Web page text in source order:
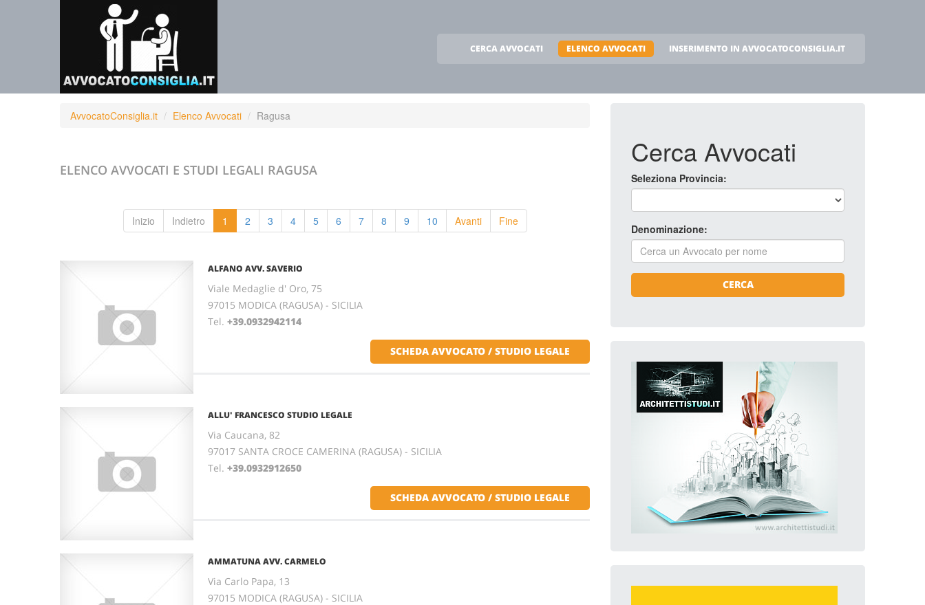
CERCA AVVOCATI ELENCO AVVOCATI INSERIMENTO IN AVVOCATOCONSIGLIA.IT
AvvocatoConsiglia.it Elenco Avvocati Ragusa
ELENCO AVVOCATI E STUDI LEGALI RAGUSA
Inizio Indietro 1 2 3 4 5 6 7 8 9 10 Avanti Fine
ALFANO AVV. SAVERIO
Viale Medaglie d' Oro, 75
97015 MODICA (RAGUSA) - SICILIA
Tel. +39.0932942114
SCHEDA AVVOCATO / STUDIO LEGALE
ALLU' FRANCESCO STUDIO LEGALE
Via Caucana, 82
97017 SANTA CROCE CAMERINA (RAGUSA) - SICILIA
Tel. +39.0932912650
SCHEDA AVVOCATO / STUDIO LEGALE
AMMATUNA AVV. CARMELO
Via Carlo Papa, 13
97015 MODICA (RAGUSA) - SICILIA
Cerca Avvocati
Seleziona Provincia:
Denominazione:
CERCA